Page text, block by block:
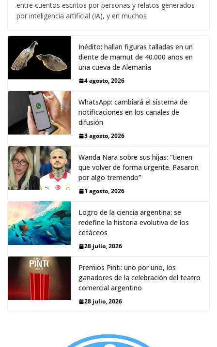
entre cuentos escritos por personas y relatos generados
por inteligencia artificial (IA), y en muchos
Inédito: hallan figuras talladas en un
diente de mamut de 40.000 años en
una cueva de Alemania
4 agosto, 2026
WhatsApp: cambiará el sistema de
notificaciones en los canales de
difusión
3 agosto, 2026
Wanda Nara sobre sus hijas: “tienen
que volver de forma urgente. Pasaron
por algo tremendo”
1 agosto, 2026
Logro de la ciencia argentina: se
redefine la historia evolutiva de los
cetáceos
28 julio, 2026
Premios Pinti: uno por uno, los
ganadores de la celebración del teatro
comercial argentino
28 julio, 2026